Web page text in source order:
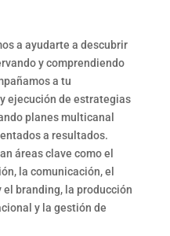
a ayudarte a descubrir
y comprendiendo
a tu
ejecución de estrategias
planes multicanal
a resultados.
áreas clave como el
la comunicación, el
branding, la producción
y la gestión de